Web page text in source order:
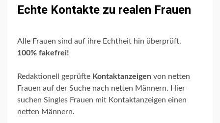
Echte Kontakte zu realen Frauen
Alle Frauen sind auf ihre Echtheit hin überprüft.
100% fakefrei!
Redaktionell geprüfte Kontaktanzeigen von netten
Frauen auf der Suche nach netten Männern. Hier
suchen Singles Frauen mit Kontaktanzeigen einen
netten Männern.